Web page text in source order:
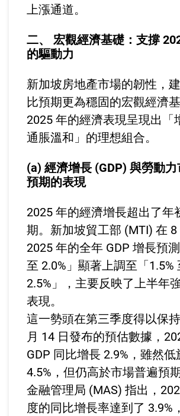
上漲通道。
二、 宏觀經濟基礎：支撐
的驅動力
新加坡房地產市場的韌性，
比預期更為穩固的宏觀經濟基
2025 年的經濟表現呈現出「
通脹溫和」的理想組合。
(a) 經濟增長 (GDP) 與勞動
預期的表現
2025 年的經濟增長超出了年
期。新加坡貿工部 (MTI) 在
2025 年的全年 GDP 增長預
至 2.0%」顯著上調至「1.5%
2.5%」，主要反映了上半年
表現。
這一勢頭在第三季度得以保
月 14 日發布的預估數據，
GDP 同比增長 2.9%，雖然低
4.5%，但仍高於市場普遍預
金融管理局 (MAS) 指出，
度的同比增長率達到了 3.9%